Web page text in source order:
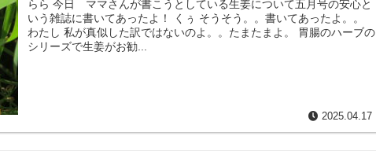
らら 今日 ママさんが書こうとしている生姜について五月号の安心と
いう雑誌に書いてあったよ！ くぅ そうそう。。書いてあったよ。。
わたし 私が真似した訳ではないのよ。。たまたまよ。 胃腸のハーブの
シリーズで生姜がお勧...
2025.04.17